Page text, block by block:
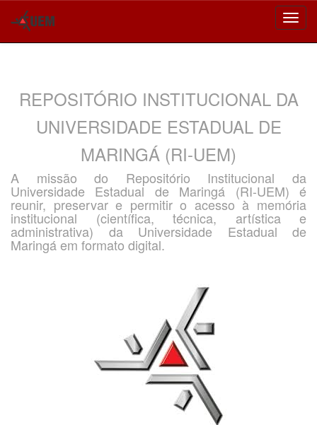
REPOSITÓRIO INSTITUCIONAL DA
UNIVERSIDADE ESTADUAL DE
MARINGÁ (RI-UEM)
A missão do Repositório Institucional da
Universidade Estadual de Maringá (RI-UEM) é
reunir, preservar e permitir o acesso à memória
institucional (científica, técnica, artística e
administrativa) da Universidade Estadual de
Maringá em formato digital.